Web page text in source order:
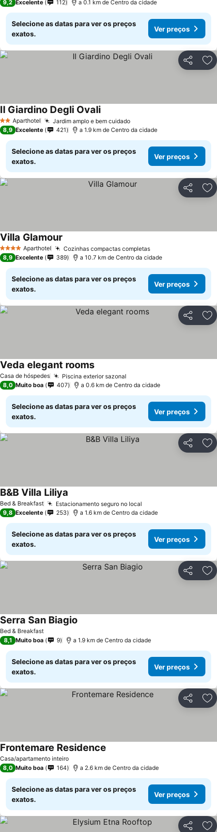
9,2 Excelente 112 a 0.1 km de Centro da cidade
Selecione as datas para ver os preços
exatos.
Ver preços
Partilhar
2 EstrelasAparthotel Jardim amplo e bem cuidadoVer preços
Il Giardino Degli OvaliVer preços
8,9 Excelente 421 a 1.9 km de Centro da cidade
Selecione as datas para ver os preços
exatos.
Ver preços
Partilhar
4 EstrelasAparthotel Cozinhas compactas completasVer preços
Villa Glamour
8,9 Excelente 389 a 10.7 km de Centro da cidade
Selecione as datas para ver os preços
exatos.
Ver preços
Partilhar
Casa de hóspedes Piscina exterior sazonal
Veda elegant roomsVer preços
8,0 Muito boa 407 a 0.6 km de Centro da cidade
Selecione as datas para ver os preços
exatos.
Ver preços
Partilhar
Bed & Breakfast Estacionamento seguro no local
B&B Villa Liliya
9,8 Excelente 253 a 1.6 km de Centro da cidade
Selecione as datas para ver os preços
exatos.
Ver preços
Partilhar
Bed & Breakfast
Serra San Biagio
8,1 Muito boa 9 a 1.9 km de Centro da cidade
Selecione as datas para ver os preços
exatos.
Ver preços
Partilhar
Casa/apartamento inteiro
Frontemare Residence
8,0 Muito boa 164 a 2.6 km de Centro da cidade
Selecione as datas para ver os preços
exatos.
Ver preços
Partilhar